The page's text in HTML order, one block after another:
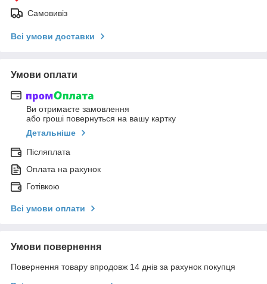
Самовивіз
Всі умови доставки
Умови оплати
Ви отримаєте замовлення
або гроші повернуться на вашу картку
Детальніше
Післяплата
Оплата на рахунок
Готівкою
Всі умови оплати
Умови повернення
Повернення товару впродовж 14 днів за рахунок покупця